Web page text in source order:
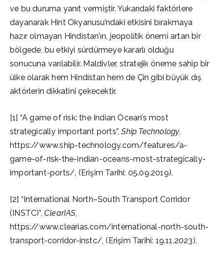
ve bu duruma yanıt vermiştir. Yukarıdaki faktörlere
dayanarak Hint Okyanusu’ndaki etkisini bırakmaya
hazır olmayan Hindistan’ın, jeopolitik önemi artan bir
bölgede, bu etkiyi sürdürmeye kararlı olduğu
sonucuna varılabilir. Maldivler, stratejik öneme sahip bir
ülke olarak hem Hindistan hem de Çin gibi büyük dış
aktörlerin dikkatini çekecektir.
[1] “A game of risk: the Indian Ocean’s most
strategically important ports”,Ship Technology,
https://www.ship-technology.com/features/a-
game-of-risk-the-indian-oceans-most-strategically-
important-ports/, (Erişim Tarihi: 05.09.2019).
[2] “International North–South Transport Corridor
(INSTC)”, ClearIAS,
https://www.clearias.com/international-north-south-
transport-corridor-instc/, (Erişim Tarihi: 19.11.2023).